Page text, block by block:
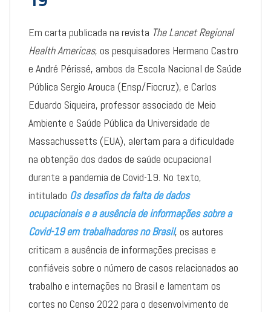
Em carta publicada na revista The Lancet Regional
Health Americas, os pesquisadores Hermano Castro
e André Périssé, ambos da Escola Nacional de Saúde
Pública Sergio Arouca (Ensp/Fiocruz), e Carlos
Eduardo Siqueira, professor associado de Meio
Ambiente e Saúde Pública da Universidade de
Massachussetts (EUA), alertam para a dificuldade
na obtenção dos dados de saúde ocupacional
durante a pandemia de Covid-19. No texto,
intitulado Os desafios da falta de dados
ocupacionais e a ausência de informações sobre a
Covid-19 em trabalhadores no Brasil, os autores
criticam a ausência de informações precisas e
confiáveis sobre o número de casos relacionados ao
trabalho e internações no Brasil e lamentam os
cortes no Censo 2022 para o desenvolvimento de